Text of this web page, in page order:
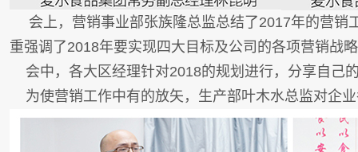
会上，营销事业部张族隆总监总结了2017年的营销
重强调了2018年要实现四大 目标及公司的各项营销战
会中，各大区经理针对2018的规划进行，分享自己
为使营销工作中有的放矢，生产部叶木水总监对企